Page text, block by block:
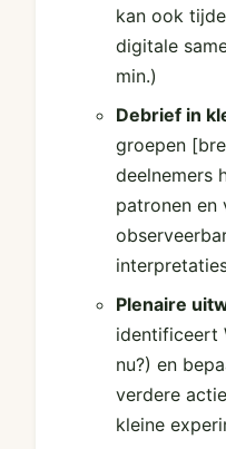
kan ook
digitale
min.)
Debrief in
groepen
deelnemers
patronen en
Plenaire
identificeert
nu?) en
verdere
kleine